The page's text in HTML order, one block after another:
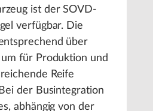
ist der SOVD-
verfügbar. Die
über
für Produktion und
Reife
der Busintegration
abhängig von der